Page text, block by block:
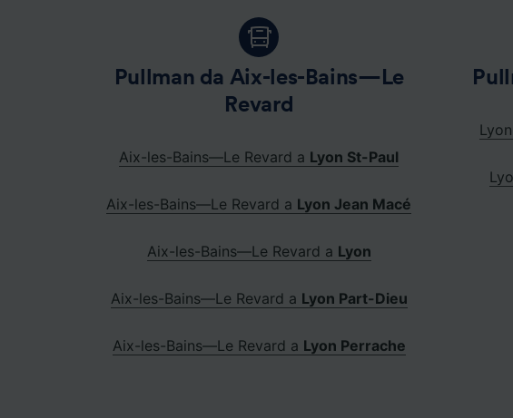
Pullman da Aix-les-Bains—Le
Revard
Aix-les-Bains—Le Revard a Lyon St-Paul
Aix-les-Bains—Le Revard a Lyon Jean Macé
Aix-les-Bains—Le Revard a Lyon
Aix-les-Bains—Le Revard a Lyon Part-Dieu
Aix-les-Bains—Le Revard a Lyon Perrache